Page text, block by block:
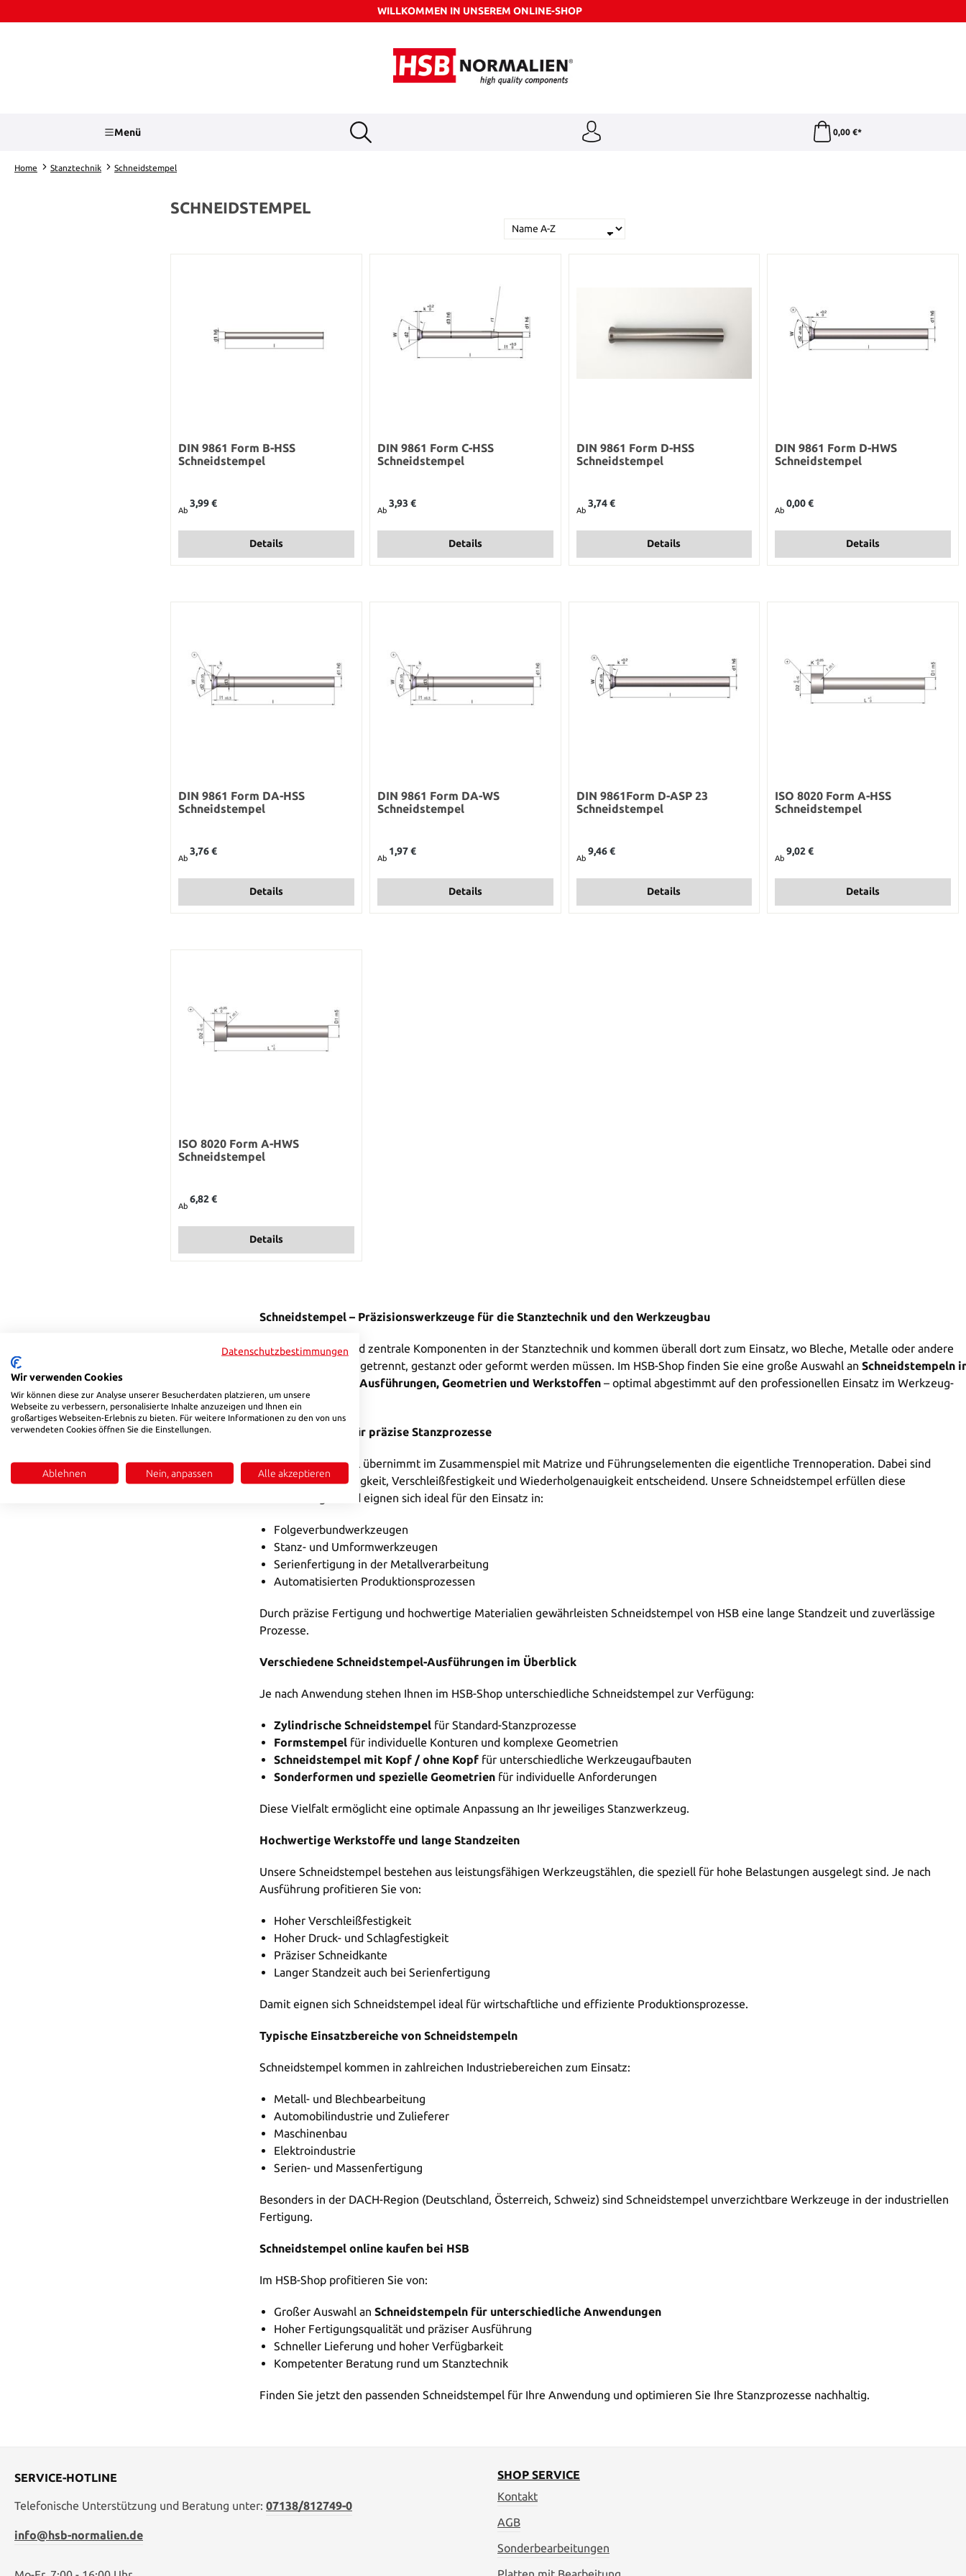
WILLKOMMEN IN UNSEREM ONLINE-SHOP
Menü 0,00 €*
Home Stanztechnik Schneidstempel
SCHNEIDSTEMPEL
DIN 9861 Form B-HSS
Schneidstempel
Ab
3,99 €
Details
DIN 9861 Form C-HSS
Schneidstempel
Ab
3,93 €
Details
DIN 9861 Form D-HSS
Schneidstempel
Ab
3,74 €
Details
DIN 9861 Form D-HWS
Schneidstempel
Ab
0,00 €
Details
DIN 9861 Form DA-HSS
Schneidstempel
Ab
3,76 €
Details
DIN 9861 Form DA-WS
Schneidstempel
Ab
1,97 €
Details
DIN 9861Form D-ASP 23
Schneidstempel
Ab
9,46 €
Details
ISO 8020 Form A-HSS
Schneidstempel
Ab
9,02 €
Details
ISO 8020 Form A-HWS
Schneidstempel
Ab
6,82 €
Details
Schneidstempel – Präzisionswerkzeuge für die Stanztechnik und den Werkzeugbau
Schneidstempel sind zentrale Komponenten in der Stanztechnik und kommen überall dort zum Einsatz, wo Bleche, Metalle oder andere
Werkstoffe präzise getrennt, gestanzt oder geformt werden müssen. Im HSB-Shop finden Sie eine große Auswahl an Schneidstempeln
unterschiedlichen Ausführungen, Geometrien und Werkstoffen – optimal abgestimmt auf den professionellen Einsatz im Werkzeug-
und Formenbau.
Schneidstempel für präzise Stanzprozesse
Ein Schneidstempel übernimmt im Zusammenspiel mit Matrize und Führungselementen die eigentliche Trennoperation. Dabei sind
höchste Maßgenauigkeit, Verschleißfestigkeit und Wiederholgenauigkeit entscheidend. Unsere Schneidstempel erfüllen diese
Anforderungen und eignen sich ideal für den Einsatz in:
Folgeverbundwerkzeugen
Stanz- und Umformwerkzeugen
Serienfertigung in der Metallverarbeitung
Automatisierten Produktionsprozessen
Durch präzise Fertigung und hochwertige Materialien gewährleisten Schneidstempel von HSB eine lange Standzeit und zuverlässige
Prozesse.
Verschiedene Schneidstempel-Ausführungen im Überblick
Je nach Anwendung stehen Ihnen im HSB-Shop unterschiedliche Schneidstempel zur Verfügung:
Zylindrische Schneidstempel für Standard-Stanzprozesse
Formstempel für individuelle Konturen und komplexe Geometrien
Schneidstempel mit Kopf / ohne Kopf für unterschiedliche Werkzeugaufbauten
Sonderformen und spezielle Geometrien für individuelle Anforderungen
Diese Vielfalt ermöglicht eine optimale Anpassung an Ihr jeweiliges Stanzwerkzeug.
Hochwertige Werkstoffe und lange Standzeiten
Unsere Schneidstempel bestehen aus leistungsfähigen Werkzeugstählen, die speziell für hohe Belastungen ausgelegt sind. Je nach
Ausführung profitieren Sie von:
Hoher Verschleißfestigkeit
Hoher Druck- und Schlagfestigkeit
Präziser Schneidkante
Langer Standzeit auch bei Serienfertigung
Damit eignen sich Schneidstempel ideal für wirtschaftliche und effiziente Produktionsprozesse.
Typische Einsatzbereiche von Schneidstempeln
Schneidstempel kommen in zahlreichen Industriebereichen zum Einsatz:
Metall- und Blechbearbeitung
Automobilindustrie und Zulieferer
Maschinenbau
Elektroindustrie
Serien- und Massenfertigung
Besonders in der DACH-Region (Deutschland, Österreich, Schweiz) sind Schneidstempel unverzichtbare Werkzeuge in der industriellen
Fertigung.
Schneidstempel online kaufen bei HSB
Im HSB-Shop profitieren Sie von:
Großer Auswahl an Schneidstempeln für unterschiedliche Anwendungen
Hoher Fertigungsqualität und präziser Ausführung
Schneller Lieferung und hoher Verfügbarkeit
Kompetenter Beratung rund um Stanztechnik
Finden Sie jetzt den passenden Schneidstempel für Ihre Anwendung und optimieren Sie Ihre Stanzprozesse nachhaltig.
SERVICE-HOTLINE
Telefonische Unterstützung und Beratung unter: 07138/812749-0
info@hsb-normalien.de
SHOP SERVICE
Kontakt
AGB
Sonderbearbeitungen
Datenschutzbestimmungen
Wir verwenden Cookies
Wir können diese zur Analyse unserer Besucherdaten platzieren, um unsere
Webseite zu verbessern, personalisierte Inhalte anzuzeigen und Ihnen ein
großartiges Webseiten-Erlebnis zu bieten. Für weitere Informationen zu den von uns
verwendeten Cookies öffnen Sie die Einstellungen.
Ablehnen Nein, anpassen Alle akzeptieren